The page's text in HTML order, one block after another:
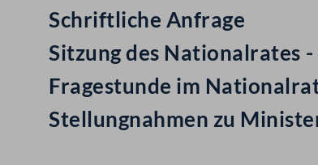
Schriftliche Anfrage
Sitzung des Nationalrates -
Fragestunde im
Stellungnahmen zu